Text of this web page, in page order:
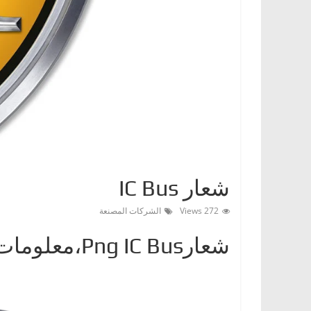
ت
،
أ
ن
و
ا
شعار IC Bus
272 Views الشركات المصنعة
شعارPng IC Bus،معلومات